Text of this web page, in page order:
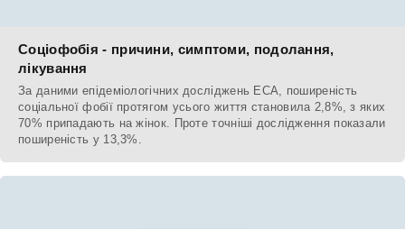
Соціофобія - причини, симптоми, подолання,
лікування
За даними епідеміологічних досліджень ECA, поширеність
соціальної фобії протягом усього життя становила 2,8%, з яких
70% припадають на жінок. Проте точніші дослідження показали
поширеність у 13,3%.